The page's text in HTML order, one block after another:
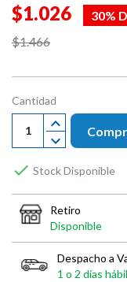
$1.026
30%
$1.466
Cantidad
 Stock Disponible
Retiro
Disponible
Despacho a
1 o 2 días